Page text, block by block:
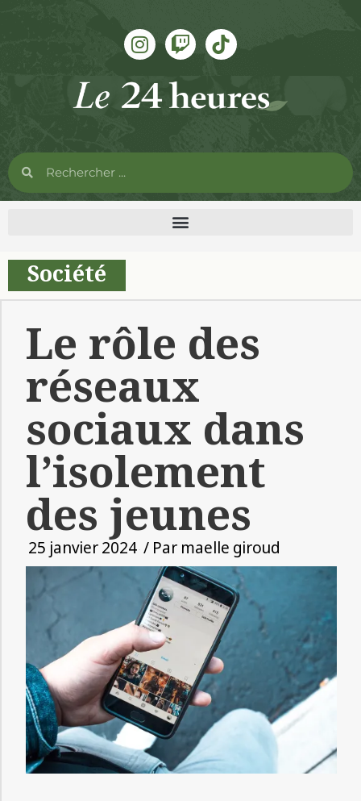
Société
Le rôle des
réseaux
sociaux dans
l’isolement
des jeunes
25 janvier 2024 / Par maelle giroud